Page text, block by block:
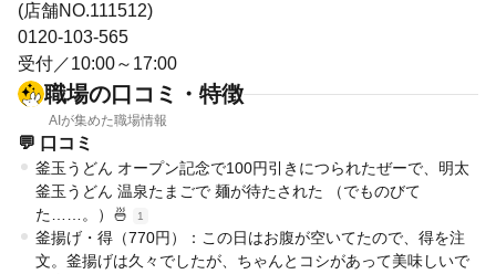
(店舗NO.111512)
0120-103-565
受付／10:00～17:00
職場の口コミ・特徴
AIが集めた職場情報
💬 口コミ
釜玉うどん オープン記念で100円引きにつられたぜーで、明太
釜玉うどん 温泉たまごで 麺が待たされた （でものびて
た……。）🍜
1
釜揚げ・得（770円）：この日はお腹が空いてたので、得を注
文。釜揚げは久々でしたが、ちゃんとコシがあって美味しいで